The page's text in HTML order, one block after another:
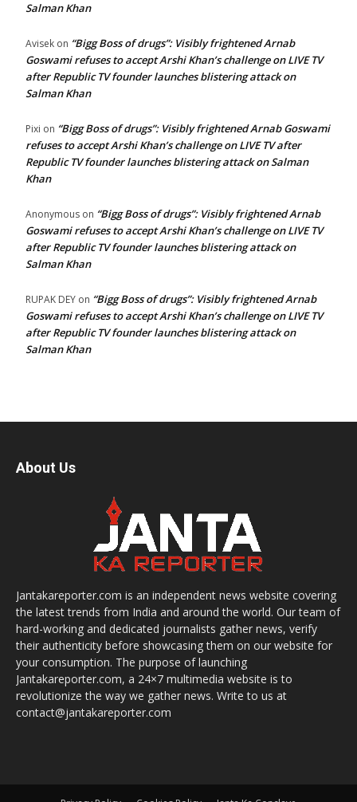
Salman Khan
Avisek on “Bigg Boss of drugs”: Visibly frightened Arnab
Goswami refuses to accept Arshi Khan’s challenge on LIVE TV
after Republic TV founder launches blistering attack on
Salman Khan
Pixi on “Bigg Boss of drugs”: Visibly frightened Arnab Goswami
refuses to accept Arshi Khan’s challenge on LIVE TV after
Republic TV founder launches blistering attack on Salman
Khan
Anonymous on “Bigg Boss of drugs”: Visibly frightened Arnab
Goswami refuses to accept Arshi Khan’s challenge on LIVE TV
after Republic TV founder launches blistering attack on
Salman Khan
RUPAK DEY on “Bigg Boss of drugs”: Visibly frightened Arnab
Goswami refuses to accept Arshi Khan’s challenge on LIVE TV
after Republic TV founder launches blistering attack on
Salman Khan
About Us
Jantakareporter.com is an independent news website covering
the latest trends from India and around the world. Our team of
hard-working and dedicated journalists gather news, verify
their authenticity before showcasing them on our website for
your consumption. The purpose of launching
Jantakareporter.com, a 24×7 multimedia website is to
revolutionize the way we gather news. Write to us at
contact@jantakareporter.com